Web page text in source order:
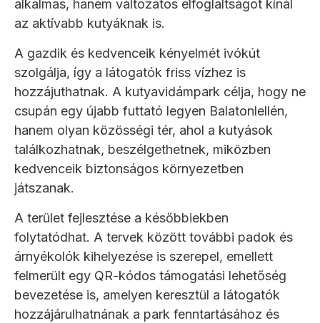
alkalmas, hanem változatos elfoglaltságot kínál
az aktívabb kutyáknak is.
A gazdik és kedvenceik kényelmét ivókút
szolgálja, így a látogatók friss vízhez is
hozzájuthatnak. A kutyavidámpark célja, hogy ne
csupán egy újabb futtató legyen Balatonlellén,
hanem olyan közösségi tér, ahol a kutyások
találkozhatnak, beszélgethetnek, miközben
kedvenceik biztonságos környezetben
játszanak.
A terület fejlesztése a későbbiekben
folytatódhat. A tervek között további padok és
árnyékolók kihelyezése is szerepel, emellett
felmerült egy QR-kódos támogatási lehetőség
bevezetése is, amelyen keresztül a látogatók
hozzájárulhatnának a park fenntartásához és